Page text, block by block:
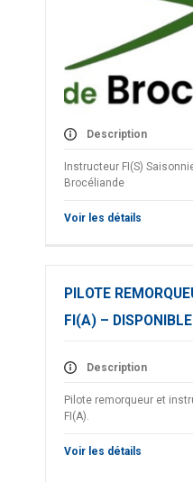
Description
Instructeur FI(S)
Brocéliande
Voir les détails
PILOTE
FI(A) –
Description
Pilote remorqueur et
FI(A).
Voir les détails